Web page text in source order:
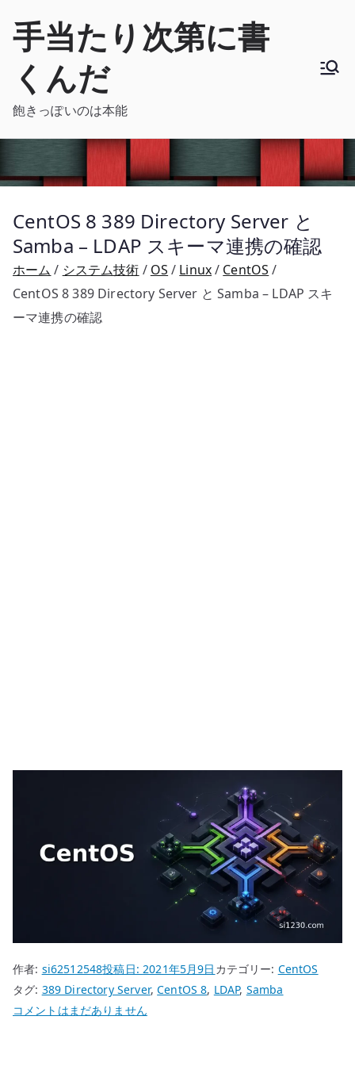
手当たり次第に書
くんだ
飽きっぽいのは本能
CentOS 8 389 Directory Server と
Samba – LDAP スキーマ連携の確認
ホーム システム技術 OS Linux
CentOS
CentOS 8 389 Directory Server と Samba – LDAP スキ
ーマ連携の確認
作者: si62512548投稿日:2021年5月9日 カテゴリー: CentOS
タグ: 389 Directory Server,CentOS 8, LDAP, Samba
CentOS
コメントはまだありません